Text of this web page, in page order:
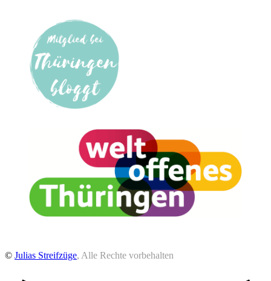
© Julias Streifzüge, Alle Rechte vorbehalten